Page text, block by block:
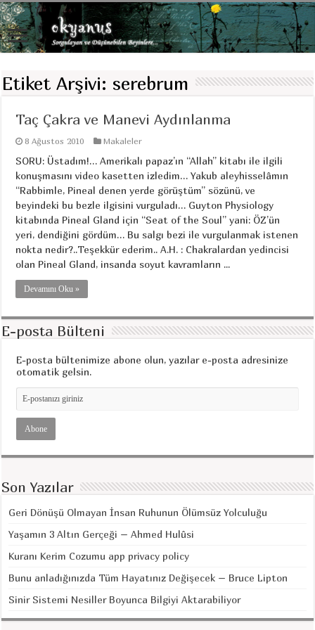
Etiket Arşivi: serebrum
Taç Çakra ve Manevi Aydınlanma
8 Ağustos 2010 Makaleler
SORU: Üstadım!… Amerikalı papaz’ın “Allah” kitabı ile ilgili
konuşmasını video kasetten izledim… Yakub aleyhisselâmın
“Rabbimle, Pineal denen yerde görüştüm” sözünü, ve
beyindeki bu bezle ilgisini vurguladı… Guyton Physiology
kitabında Pineal Gland için “Seat of the Soul” yani: ÖZ’ün
yeri, dendiğini gördüm… Bu salgı bezi ile vurgulanmak istenen
nokta nedir?..Teşekkür ederim.. A.H. : Chakralardan yedincisi
olan Pineal Gland, insanda soyut kavramların ...
Devamını Oku »
E-posta Bülteni
E-posta bültenimize abone olun, yazılar e-posta adresinize
otomatik gelsin.
Son Yazılar
Geri Dönüşü Olmayan İnsan Ruhunun Ölümsüz Yolculuğu
Yaşamın 3 Altın Gerçeği – Ahmed Hulûsi
Kuranı Kerim Cozumu app privacy policy
Bunu anladığınızda Tüm Hayatınız Değişecek – Bruce Lipton
Sinir Sistemi Nesiller Boyunca Bilgiyi Aktarabiliyor